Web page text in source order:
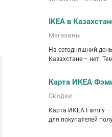
IKEA в
Магазины
На сегодняшний
Казахстане – нет.
Карта ИКЕА
Скидки
Карта ИКЕА Family –
для покупателей